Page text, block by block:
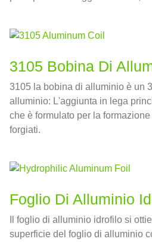
3105 Bobina Di
3105 la bobina di alluminio è un
alluminio: L'aggiunta in lega
che è formulato per la
forgiati.
Foglio Di Alluminio
Il foglio di alluminio idrofilo si
superficie del foglio di alluminio